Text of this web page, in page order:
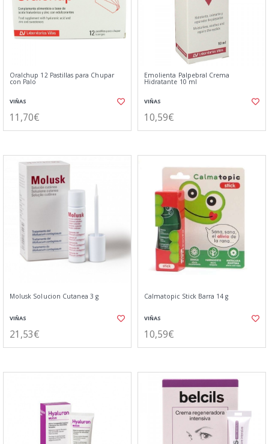
Oralchup 12 Pastillas para Chupar
con Palo
VIÑAS
11,70€
Emolienta Palpebral Crema
Hidratante 10 ml
VIÑAS
10,59€
Molusk Solucion Cutanea 3 g
VIÑAS
21,53€
Calmatopic Stick Barra 14 g
VIÑAS
10,59€